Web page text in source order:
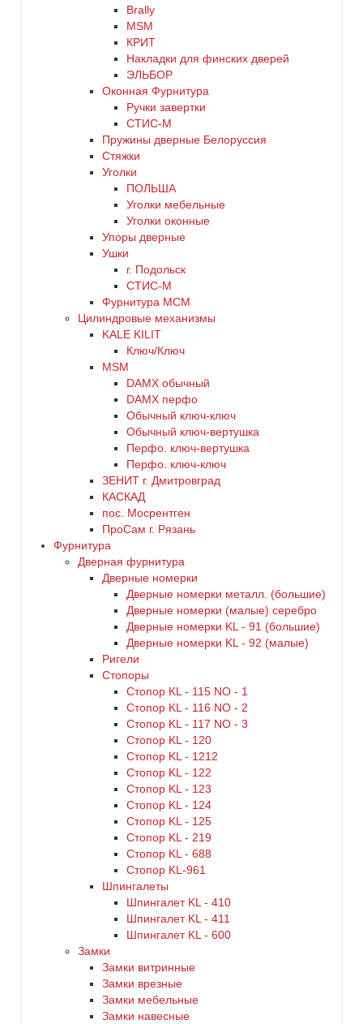
Brally
MSM
КРИТ
Накладки для финских дверей
ЭЛЬБОР
Оконная Фурнитура
Ручки завертки
СТИС-М
Пружины дверные Белоруссия
Стяжки
Уголки
ПОЛЬША
Уголки мебельные
Уголки оконные
Упоры дверные
Ушки
г. Подольск
СТИС-М
Фурнитура МСМ
Цилиндровые механизмы
KALE KILIT
Ключ/Ключ
MSM
DАMX обычный
DАMX перфо
Oбычный ключ-ключ
Обычный ключ-вертушка
Перфо. ключ-вертушка
Перфо. ключ-ключ
ЗЕНИТ г. Дмитровград
КАСКАД
пос. Мосрентген
ПроСам г. Рязань
Фурнитура
Дверная фурнитура
Дверные номерки
Дверные номерки металл. (большие)
Дверные номерки (малые) серебро
Дверные номерки KL - 91 (большие)
Дверные номерки KL - 92 (малые)
Ригели
Стопоры
Стопор KL - 115 NO - 1
Стопор KL - 116 NO - 2
Стопор KL - 117 NO - 3
Стопор KL - 120
Стопор KL - 1212
Стопор KL - 122
Стопор KL - 123
Стопор KL - 124
Стопор KL - 125
Стопор KL - 219
Стопор KL - 688
Стопор KL-961
Шпингалеты
Шпингалет KL - 410
Шпингалет KL - 411
Шпингалет KL - 600
Замки
Замки витринные
Замки врезные
Замки мебельные
Замки навесные